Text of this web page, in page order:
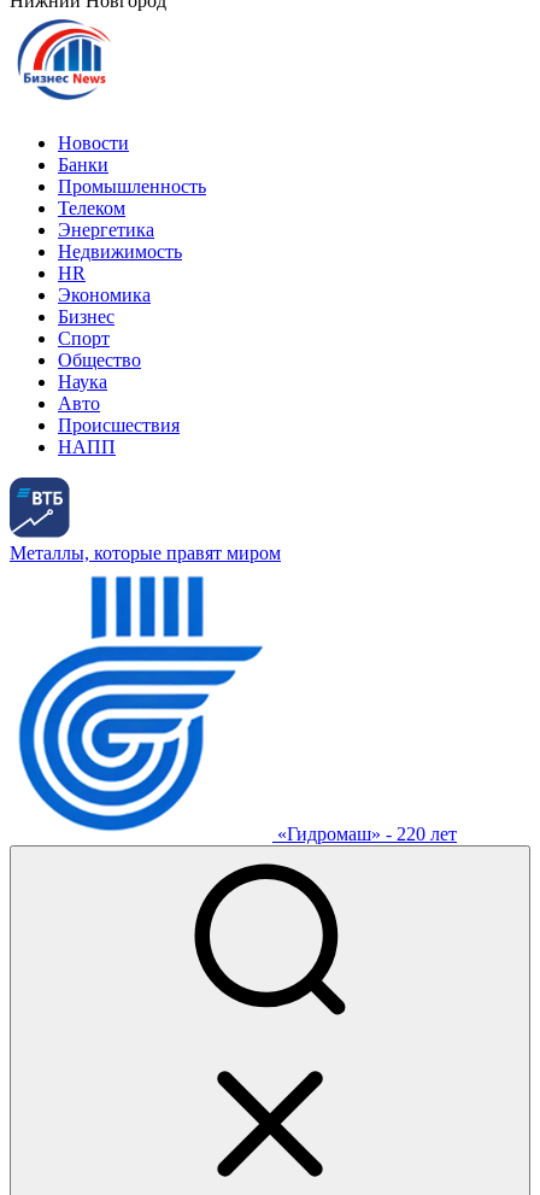
Новости
Банки
Промышленность
Телеком
Энергетика
Недвижимость
HR
Экономика
Бизнес
Спорт
Общество
Наука
Авто
Происшествия
НАПП
Металлы, которые правят миром
«Гидромаш» - 220 лет